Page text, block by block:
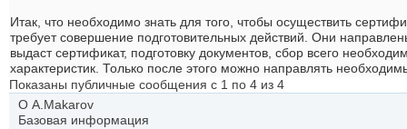
Итак, что необходимо знать для того, чтобы осуществить
требует совершение подготовительных действий. Они
выдаст сертификат, подготовку документов, сбор всего
характеристик. Только после этого можно направлять
Показаны публичные сообщения с 1 по 4 из 4
О A.Makarov
Базовая информация